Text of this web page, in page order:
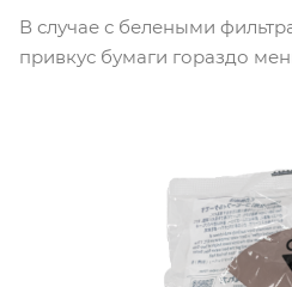
В случае с белеными
привкус бумаги гораздо